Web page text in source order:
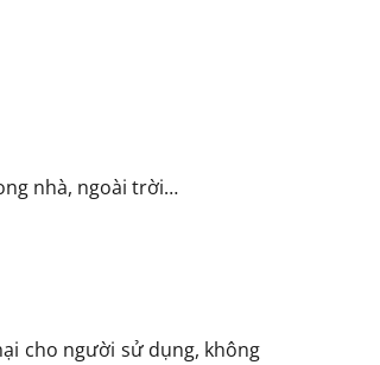
nhà, ngoài trời…
cho người sử dụng, không